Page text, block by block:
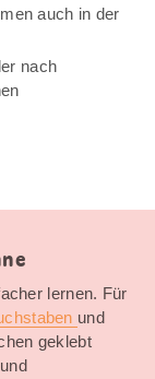
auch in der
nach
lernen. Für
und
geklebt